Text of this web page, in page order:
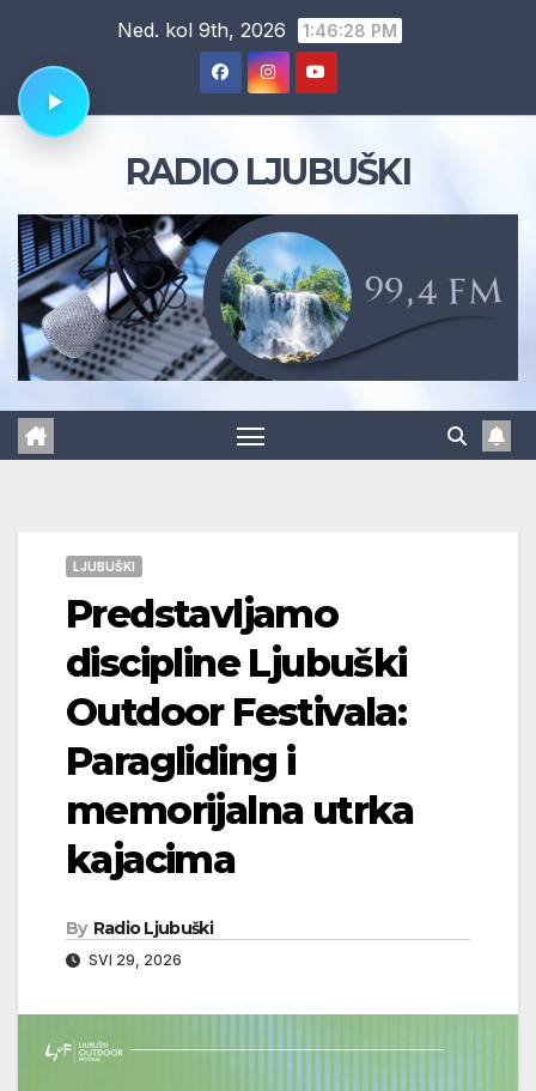
content
Ned. kol 9th, 2026 1:46:29 PM
RADIO LJUBUŠKI
LJUBUŠKI
Predstavljamo
discipline Ljubuški
Outdoor Festivala:
Paragliding i
memorijalna utrka
kajacima
By Radio Ljubuški
SVI 29, 2026